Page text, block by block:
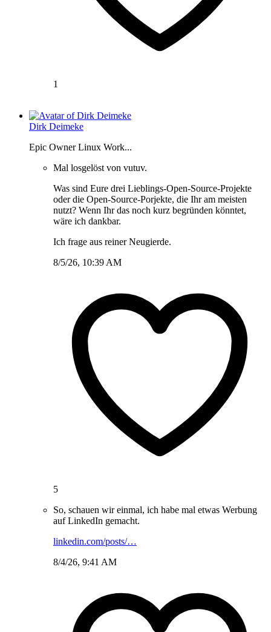
1
Dirk Deimeke
Epic Owner Linux Work...
Mal losgelöst von vutuv.
Was sind Eure drei Lieblings-Open-Source-Projekte
oder die Open-Source-Porjekte, die Ihr am meisten
nutzt? Wenn Ihr das noch kurz begründen könntet,
wäre ich dankbar.
Ich frage aus reiner Neugierde.
8/5/26, 10:39 AM
5
So, schauen wir einmal, ich habe mal etwas Werbung
auf LinkedIn gemacht.
linkedin.com/posts/…
8/4/26, 9:41 AM